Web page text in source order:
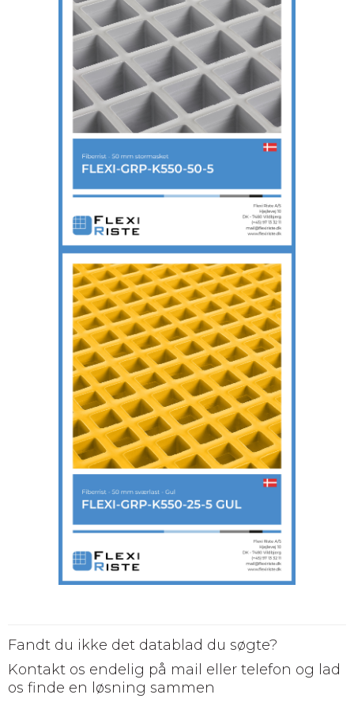
Fandt du ikke det datablad du søgte?
Kontakt os endelig på mail eller telefon og lad
os finde en løsning sammen